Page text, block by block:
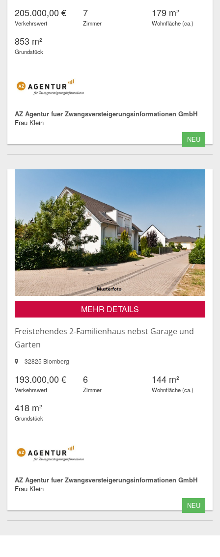
205.000,00 €
Verkehrswert
7
Zimmer
179 m²
Wohnfläche (ca.)
853 m²
Grundstück
AZ Agentur fuer Zwangsversteigerungsinformationen GmbH
Frau Klein
NEU
MEHR DETAILS
Freistehendes 2-Familienhaus nebst Garage und
Garten
32825 Blomberg
193.000,00 €
Verkehrswert
6
Zimmer
144 m²
Wohnfläche (ca.)
418 m²
Grundstück
AZ Agentur fuer Zwangsversteigerungsinformationen GmbH
Frau Klein
NEU